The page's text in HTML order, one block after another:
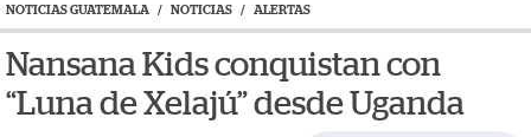
NOTICIAS GUATEMALA / NOTICIAS / ALERTAS
Nansana Kids conquistan con
“Luna de Xelajú” desde Uganda